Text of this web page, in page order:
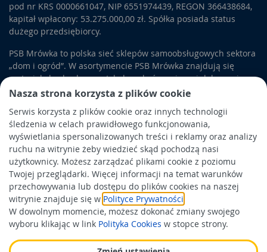
Nasza strona korzysta z plików cookie
Serwis korzysta z plików cookie oraz innych technologii
śledzenia w celach prawidłowego funkcjonowania,
wyświetlania spersonalizowanych treści i reklamy oraz analizy
ruchu na witrynie żeby wiedzieć skąd pochodzą nasi
użytkownicy. Możesz zarządzać plikami cookie z poziomu
Twojej przeglądarki. Więcej informacji na temat warunków
przechowywania lub dostępu do plików cookies na naszej
witrynie znajduje się w Polityce Prywatności
W dowolnym momencie, możesz dokonać zmiany swojego
wyboru klikając w link Polityka Cookies w stopce strony.
pod nr KRS 0000661047, NIP 6551974439, REGON 366438684,
kapitał wpłacony: 53.275.000,00 zł. Spółka posiada status
dużego przedsiębiorcy.
PSB Mrówka to polska sieć sklepów samoobsługowych sektora
„dom i ogród”. W asortymencie PSB Mrówka znajdują się
materiały budowlane, artykuły wykończeniowe i dekoracyjne,
wyposażenie łazienek i kuchni, elektronarzędzia, a także
artykuły związane z ogrodem i otoczeniem domu.
Obowiązek informacyjny
Polityka prywatności
Polityka Cookies
Odbiór zużytego sprzętu
Wspierają nas: